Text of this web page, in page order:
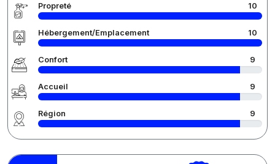
Propreté 10
Hébergement/Emplacement 10
Confort 9
Accueil 9
Région 9